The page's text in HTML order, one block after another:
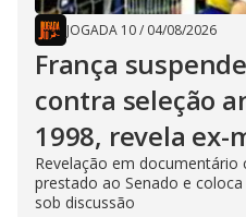
JOGADA 10/ 04/08/2026
França
contra seleção
1998, revela ex-
Revelação em
prestado ao Senado e
sob discussão